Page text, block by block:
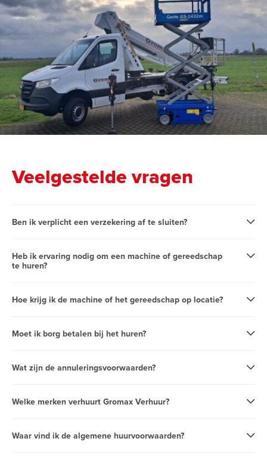
Veelgestelde vragen
Ben ik verplicht een verzekering af te sluiten?
Heb ik ervaring nodig om een machine of gereedschap
te huren?
Hoe krijg ik de machine of het gereedschap op locatie?
Moet ik borg betalen bij het huren?
Wat zijn de annuleringsvoorwaarden?
Welke merken verhuurt Gromax Verhuur?
Waar vind ik de algemene huurvoorwaarden?